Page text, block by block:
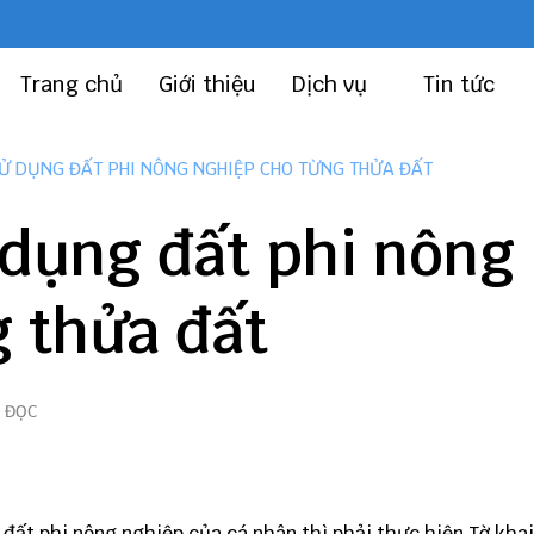
Trang chủ Giới thiệu Dịch vụ Tin tức
DỤNG ĐẤT PHI NÔNG NGHIỆP CHO TỪNG THỬA ĐẤT
đất phi nông
thửa đất
ĐỌC